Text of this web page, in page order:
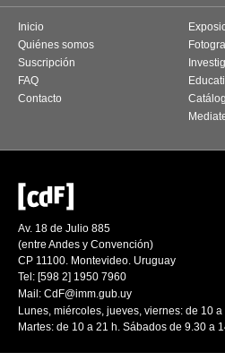
Inicio
Quiénes somos
Suscripción
FAQ
Contacto
Av. 18 de Julio 885
(entre Andes y Convención)
CP 11100. Montevideo. Uruguay
Tel: [598 2] 1950 7960
Mail: CdF@imm.gub.uy
Lunes, miércoles, jueves, viernes: de 10 a
Martes: de 10 a 21 h. Sábados de 9.30 a